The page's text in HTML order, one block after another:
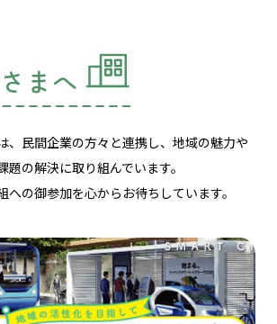
まへ
、民間企業の方々と連携し、 地域の魅力や
題の解決に取り組んでいます。
への御参加を心からお待ちしています。